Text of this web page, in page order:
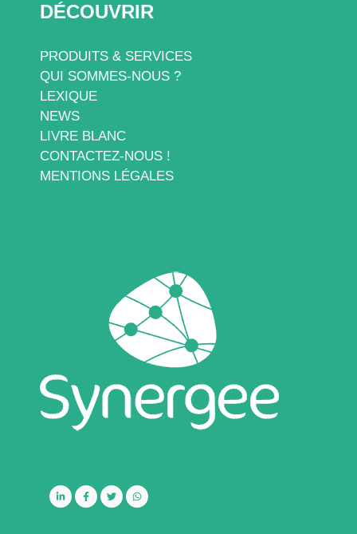
DÉCOUVRIR
PRODUITS & SERVICES
QUI SOMMES-NOUS ?
LEXIQUE
NEWS
LIVRE BLANC
CONTACTEZ-NOUS !
MENTIONS LÉGALES